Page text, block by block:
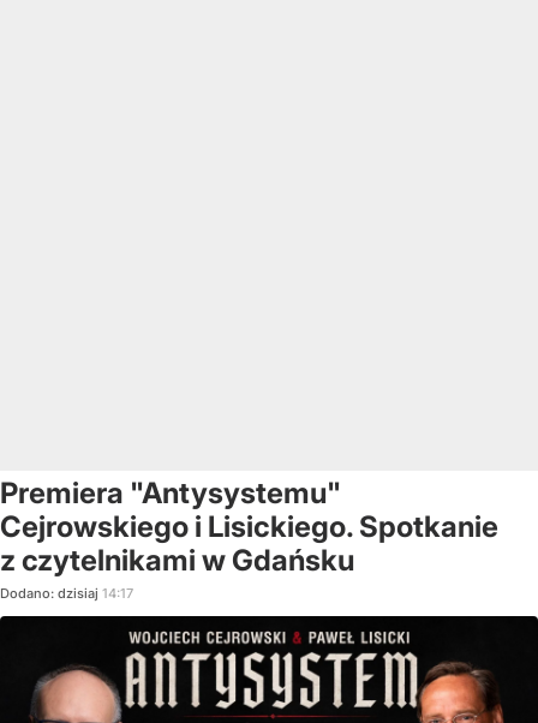
Premiera "Antysystemu"
Cejrowskiego i Lisickiego. Spotkanie
z czytelnikami w Gdańsku
Dodano: dzisiaj 14:17